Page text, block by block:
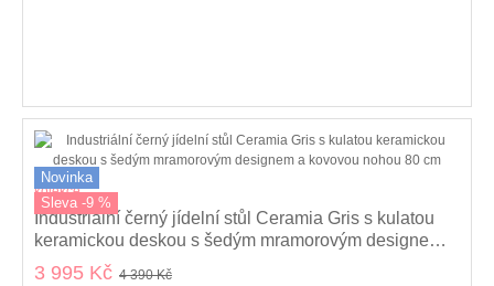
Novinka
Sleva -9 %
kolekce
Industriální černý jídelní stůl Ceramia Gris s kulatou
keramickou deskou s šedým mramorovým designem a
kovovou nohou 80 cm
3 995 Kč 4 390 Kč